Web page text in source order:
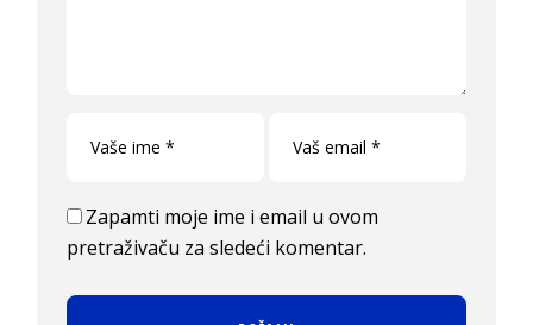
Zapamti moje ime i email u ovom
pretraživaču za sledeći komentar.